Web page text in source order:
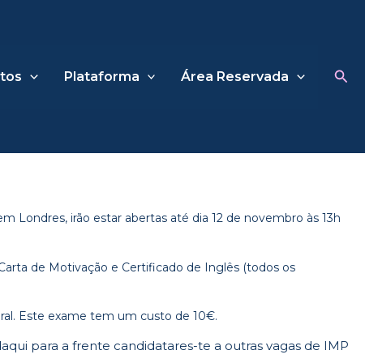
Plataforma Área Reservada
Londres, irão estar abertas até dia 12 de novembro às 13h
de Motivação e Certificado de Inglês (todos os
Este exame tem um custo de 10€.
para a frente candidatares-te a outras vagas de IMP